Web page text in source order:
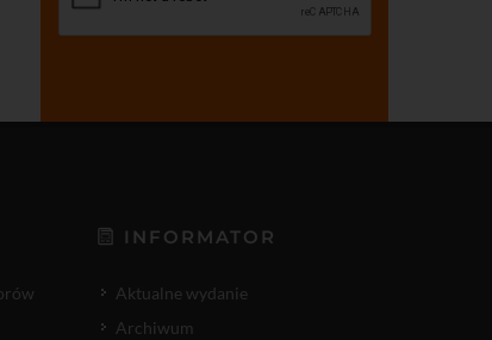
INFORMATOR
Aktualne wydanie
Archiwum